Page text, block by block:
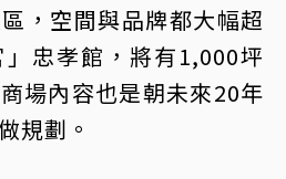
，空間與品牌都大幅超
忠孝館，將有1,000坪
場內容也是朝未來20年
規劃。